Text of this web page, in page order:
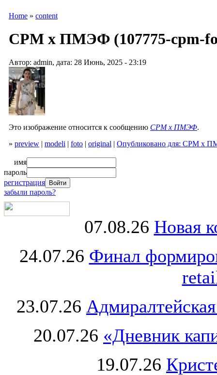
Home » content
CPM х ПМЭФ (107775-cpm-
Автор: admin, дата: 28 Июнь, 2025 - 23:19
Это изображение относится к сообщению CPM х ПМЭФ.
» preview | modeli | foto | original | Опубликовано для: CPM х
имя
пароль
регистрация
забыли пароль?
07.08.26 Новая
24.07.26 Финал
23.07.26
20.07.26 «Дневник
19.07.26